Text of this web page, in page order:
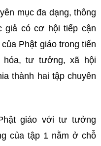
mục đa dạng, thông
giả có cơ hội tiếp cận
Phật giáo trong tiến
tư tưởng, xã hội
thành hai tập chuyên
giáo với tư tưởng
của tập 1 nằm ở chỗ